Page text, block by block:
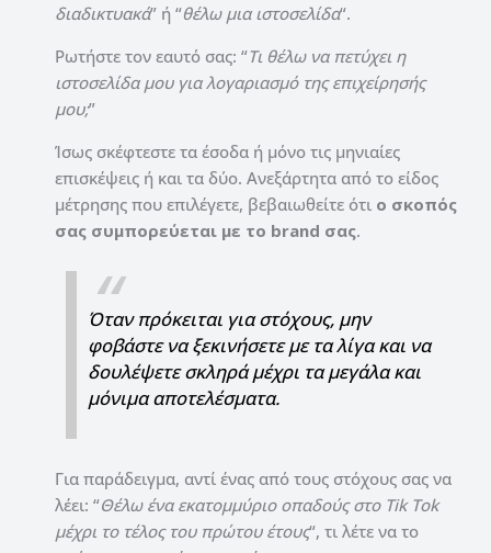
διαδικτυακά” ή “θέλω μια ιστοσελίδα“.
Ρωτήστε τον εαυτό σας: “Τι θέλω να πετύχει η
ιστοσελίδα μου για λογαριασμό της επιχείρησής
μου;”
Ίσως σκέφτεστε τα έσοδα ή μόνο τις μηνιαίες
επισκέψεις ή και τα δύο. Ανεξάρτητα από το είδος
μέτρησης που επιλέγετε, βεβαιωθείτε ότι ο σκοπός
σας συμπορεύεται με το brand σας.
Όταν πρόκειται για στόχους, μην
φοβάστε να ξεκινήσετε με τα λίγα και να
δουλέψετε σκληρά μέχρι τα μεγάλα και
μόνιμα αποτελέσματα.
Για παράδειγμα, αντί ένας από τους στόχους σας να
λέει: “Θέλω ένα εκατομμύριο οπαδούς στο Tik Tok
μέχρι το τέλος του πρώτου έτους“, τι λέτε να το